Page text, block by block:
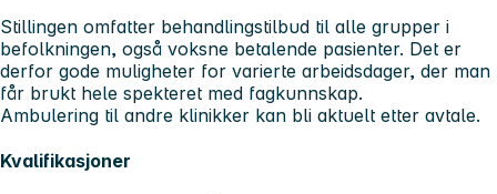
Stillingen omfatter behandlingstilbud til alle grupper i
befolkningen, også voksne betalende pasienter. Det er
derfor gode muligheter for varierte arbeidsdager, der man
får brukt hele spekteret med fagkunnskap.
Ambulering til andre klinikker kan bli aktuelt etter avtale.
Kvalifikasjoner